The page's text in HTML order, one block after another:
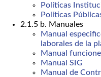
Políticas
Políticas
2.1.5 b. Manuales
Manual
laborales de la
Manual
Manual SIG
Manual de